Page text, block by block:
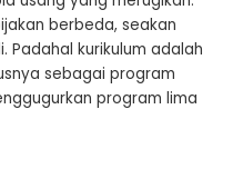
berbeda, seakan
Padahal kurikulum adalah
sebagai program
program lima